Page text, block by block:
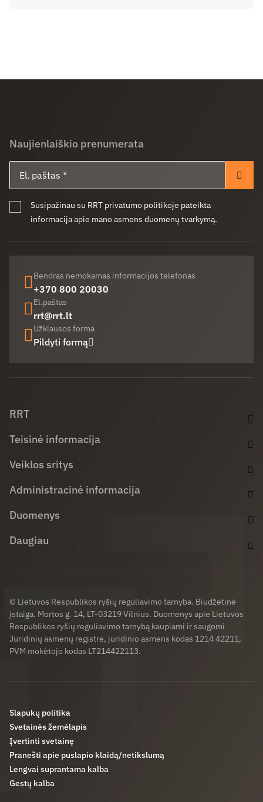
Naujienlaiškio prenumerata
Susipažinau su RRT privatumo politikoje pateikta
informacija apie mano asmens duomenų tvarkymą.
Bendras nemokamas informacijos telefonas
+370 800 20030
El.paštas
rrt@rrt.lt
Užklausos forma
Pildyti formą
RRT
Teisinė informacija
Veiklos sritys
Administracinė informacija
Duomenys
Daugiau
© Lietuvos Respublikos ryšių reguliavimo tarnyba. Biudžetinė
įstaiga. Mortos g. 14, LT-03219 Vilnius. Duomenys apie Lietuvos
Respublikos ryšių reguliavimo tarnybą kaupiami ir saugomi
Juridinių asmenų registre, juridinio asmens kodas 1214 42211,
PVM mokėtojo kodas LT214422113.
Slapukų politika
Svetainės žemėlapis
Įvertinti svetainę
Pranešti apie puslapio klaidą/netikslumą
Lengvai suprantama kalba
Gestų kalba